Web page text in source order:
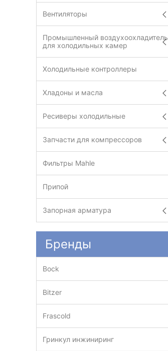
Вентиляторы
Промышленный воздухоохладитель
для холодильных камер
Холодильные контроллеры
Хладоны и масла
Ресиверы холодильные
Запчасти для компрессоров
Фильтры Mahle
Припой
Запорная арматура
Бренды
Bock
Bitzer
Frascold
Гринкул инжиниринг